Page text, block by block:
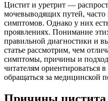
Цистит и уретрит —
мочевыводящих путей, часто
симптомов. Однако у них
проявлениях. Понимание
правильной диагностики и
статье рассмотрим, чем
симптомы, причины и
читателям ориентироваться
обращаться за медицинской